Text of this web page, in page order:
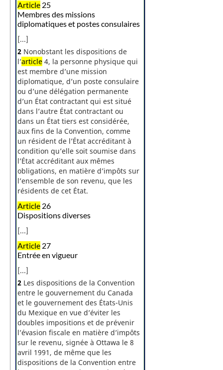
Article 25
Membres des missions
diplomatiques et postes consulaires
[...]
2 Nonobstant les dispositions de
l’article 4, la personne physique qui
est membre d’une mission
diplomatique, d’un poste consulaire
ou d’une délégation permanente
d’un État contractant qui est situé
dans l’autre État contractant ou
dans un État tiers est considérée,
aux fins de la Convention, comme
un résident de l’État accréditant à
condition qu’elle soit soumise dans
l’État accréditant aux mêmes
obligations, en matière d’impôts sur
l’ensemble de son revenu, que les
résidents de cet État.
Article 26
Dispositions diverses
[...]
Article 27
Entrée en vigueur
[...]
2 Les dispositions de la Convention
entre le gouvernement du Canada
et le gouvernement des États-Unis
du Mexique en vue d’éviter les
doubles impositions et de prévenir
l’évasion fiscale en matière d’impôts
sur le revenu, signée à Ottawa le 8
avril 1991, de même que les
dispositions de la Convention entre